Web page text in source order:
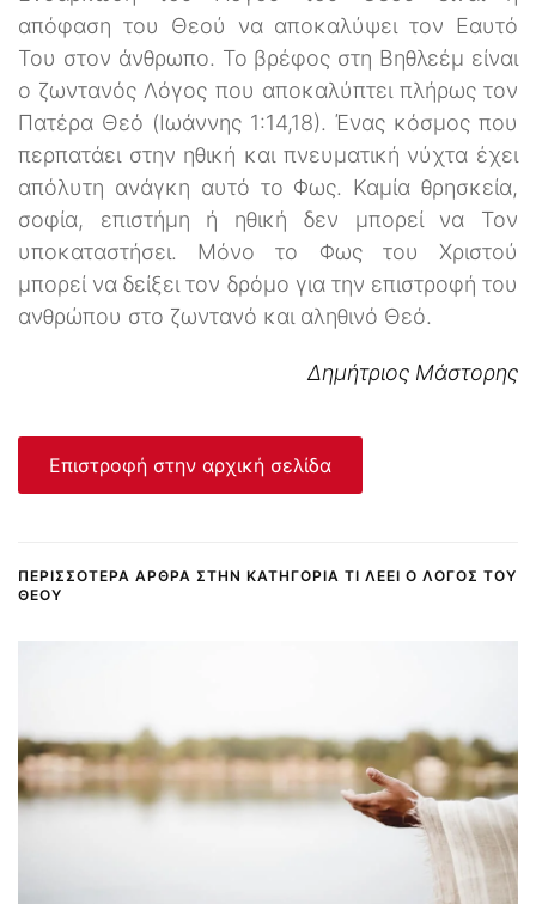
απόφαση του Θεού να αποκαλύψει τον Εαυτό
Του στον άνθρωπο. Το βρέφος στη Βηθλεέμ είναι
ο ζωντανός Λόγος που αποκαλύπτει πλήρως τον
Πατέρα Θεό (Ιωάννης 1:14,18). Ένας κόσμος που
περπατάει στην ηθική και πνευματική νύχτα έχει
απόλυτη ανάγκη αυτό το Φως. Καμία θρησκεία,
σοφία, επιστήμη ή ηθική δεν μπορεί να Τον
υποκαταστήσει. Μόνο το Φως του Χριστού
μπορεί να δείξει τον δρόμο για την επιστροφή του
ανθρώπου στο ζωντανό και αληθινό Θεό.
Δημήτριος Μάστορης
Επιστροφή στην αρχική σελίδα
ΠΕΡΙΣΣΌΤΕΡΑ ΆΡΘΡΑ ΣΤΗΝ ΚΑΤΗΓΟΡΊΑ ΤΙ ΛΈΕΙ Ο ΛΌΓΟΣ ΤΟΥ
ΘΕΟΎ